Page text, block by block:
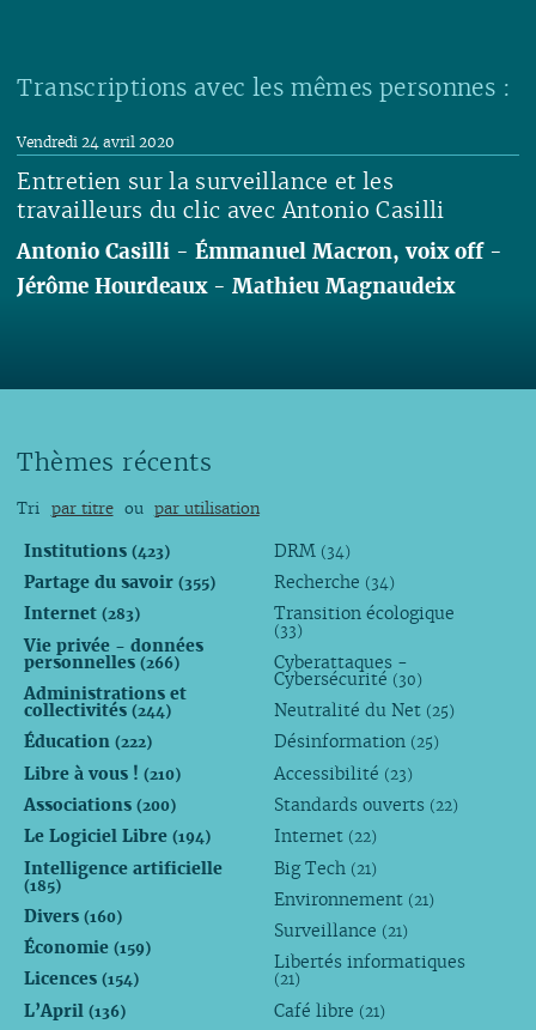
Transcriptions avec les mêmes personnes :
Entretien sur la surveillance et les
travailleurs du clic avec Antonio Casilli
Vendredi 24 avril 2020
Antonio Casilli -Émmanuel Macron, voix off-
Jérôme Hourdeaux-Mathieu Magnaudeix
Thèmes récents
Tri par titre ou par utilisation
Institutions (423)
Partage du savoir (355)
Internet (283)
Vie privée - données
personnelles (266)
Administrations et
collectivités (244)
Éducation (222)
Libre à vous ! (210)
Associations (200)
Le Logiciel Libre (194)
Intelligence artificielle
(185)
Divers (160)
Économie (159)
Licences (154)
L’April (136)
DRM (34)
Recherche (34)
Transition écologique
(33)
Cyberattaques -
Cybersécurité (30)
Neutralité du Net (25)
Désinformation (25)
Accessibilité (23)
Standards ouverts (22)
Internet (22)
Big Tech (21)
Environnement (21)
Surveillance (21)
Libertés informatiques
(21)
Café libre (21)